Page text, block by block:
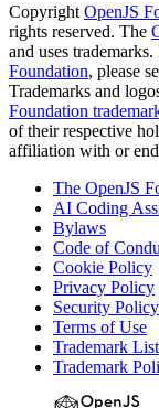
Copyright OpenJS
rights reserved. The
and uses
Foundation, please
Trademarks and
Foundation
of their respective
affiliation with or
The OpenJS
AI Coding
Bylaws
Code of
Cookie Policy
Privacy Policy
Security Policy
Terms of Use
Trademark List
Trademark